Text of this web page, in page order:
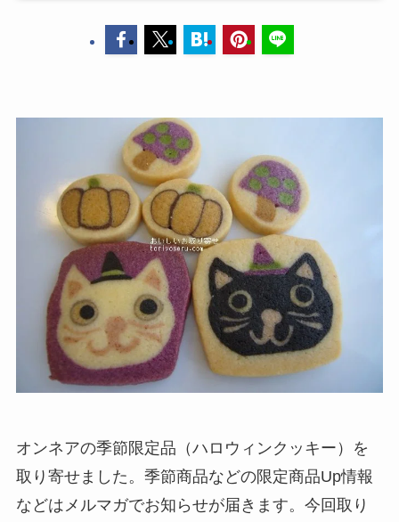
オンネアの季節限定品（ハロウィンクッキー）を
取り寄せました。季節商品などの限定商品Up情報
などはメルマガでお知らせが届きます。今回取り